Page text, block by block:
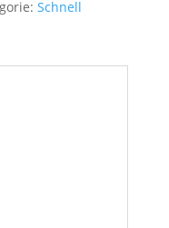
Schnell